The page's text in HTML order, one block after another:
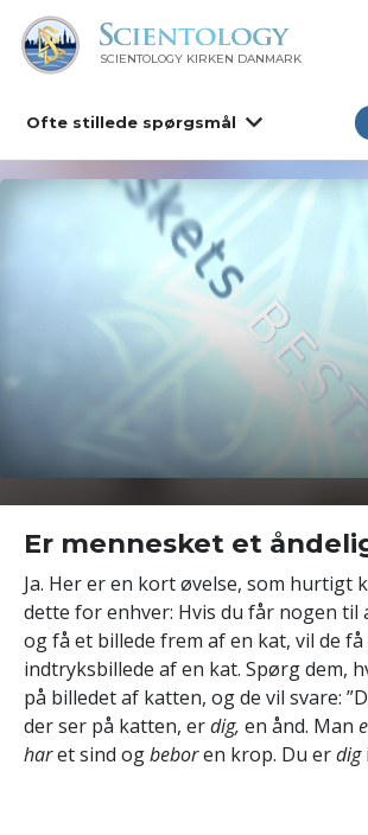
SCIENTOLOGY KIRKEN DANMARK
Ofte stillede spørgsmål
Er mennesket et
Ja. Her er en kort øvelse, som hurtigt
dette for enhver: Hvis du får nogen til
og få et billede frem af en kat, vil de
indtryksbillede af en kat. Spørg dem,
på billedet af katten, og de vil svare:
der ser på katten, erdig, en ånd. Man
haret sind ogbeboren krop. Du erdig